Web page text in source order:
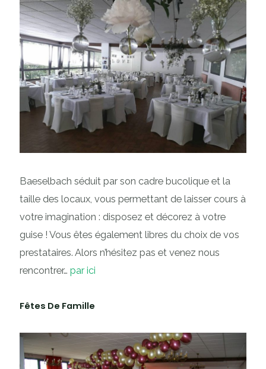
Baeselbach séduit par son cadre bucolique et la
taille des locaux, vous permettant de laisser cours à
votre imagination : disposez et décorez à votre
guise ! Vous êtes également libres du choix de vos
prestataires. Alors n’hésitez pas et venez nous
rencontrer… par ici
Fêtes De Famille